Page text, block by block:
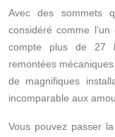
Avec des sommets
considéré comme
compte plus de 27
remontées
de magnifiques
incomparable aux
Vous pouvez passer